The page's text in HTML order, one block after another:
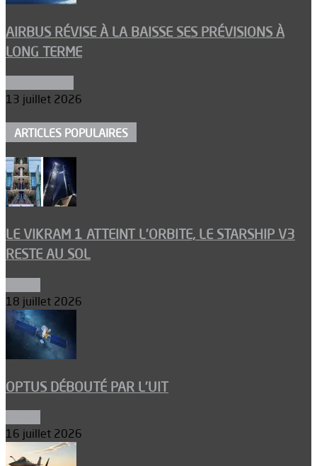
AIRBUS RÉVISE À LA BAISSE SES PRÉVISIONS À
LONG TERME
13 juillet 2026
ARTICLES POPULAIRES
LE VIKRAM 1 ATTEINT L’ORBITE, LE STARSHIP V3
RESTE AU SOL
18 juillet 2026
OPTUS DÉBOUTÉ PAR L’UIT
16 juillet 2026